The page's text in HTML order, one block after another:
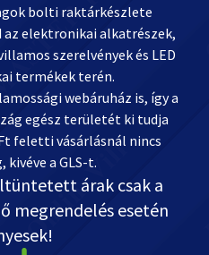
bolti raktárkészlete
elektronikai alkatrészek,
szerelvények és LED
termékek terén.
webáruház is, így a
egész területét ki tudja
feletti vásárlásnál nincs
a GLS-t.
árak csak a
megrendelés esetén